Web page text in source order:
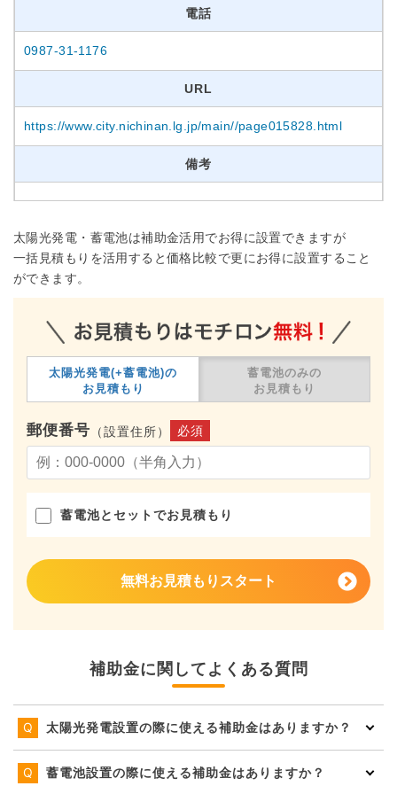
電話
0987-31-1176
URL
https://www.city.nichinan.lg.jp/main//page015828.html
備考
太陽光発電・蓄電池は補助金活用でお得に設置できますが
一括見積もりを活用すると価格比較で更にお得に設置すること
ができます。
太陽光発電(+蓄電池)の
お見積もり
蓄電池のみの
お見積もり
郵便番号 （設置住所） 必須
蓄電池とセットでお見積もり
無料お見積もりスタート
補助金に関してよくある質問
太陽光発電設置の際に使える補助金はありますか？
蓄電池設置の際に使える補助金はありますか？